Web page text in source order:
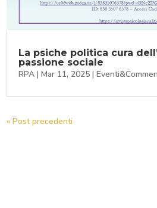
La psiche politica cura
passione sociale
RPA |Mar 11, 2025 |
« Post precedenti